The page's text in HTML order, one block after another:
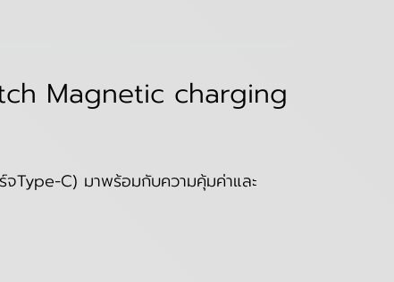
Magnetic charging
Type-C) มาพร้อมกับความคุ้มค่าและ